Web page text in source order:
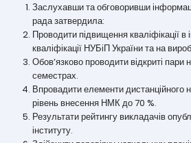
Заслухавши та обговоривши
рада затвердила:
Проводити підвищення кваліфікації в
кваліфікації НУБіП України та на
Обов’язково проводити відкриті пари
семестрах.
Впровадити елементи дистанційного
рівень внесення НМК до 70 %.
Результати рейтингу викладачів
інституту.